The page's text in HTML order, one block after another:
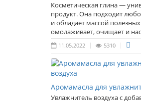
Косметическая глина —
продукт. Она подходит
и обладает массой полезных
омолаживает, очищает и
11.05.2022 5310
Аромамасла для
Увлажнитель воздуха с